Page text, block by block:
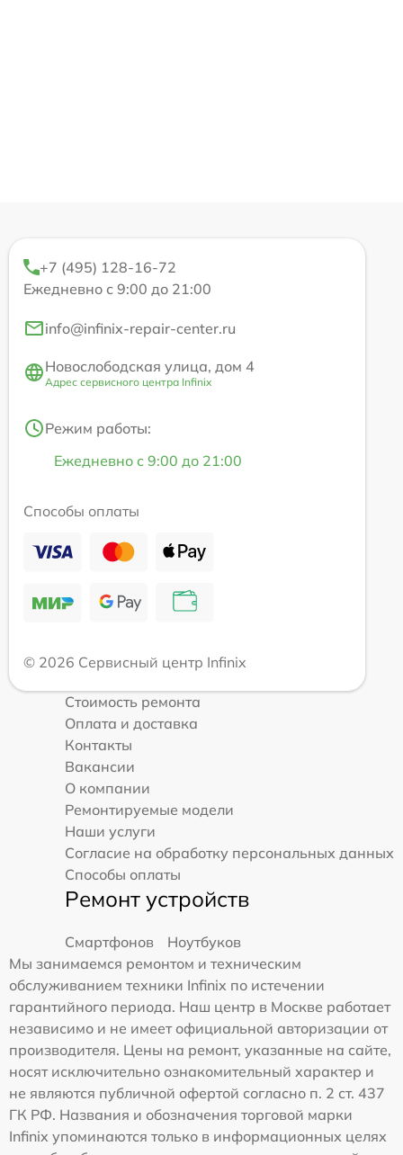
+7 (495) 128-16-72
Ежедневно с 9:00 до 21:00
info@infinix-repair-center.ru
Новослободская улица, дом 4
Адрес сервисного центра Infinix
Режим работы:
Ежедневно с 9:00 до 21:00
Способы оплаты
© 2026 Сервисный центр Infinix
Стоимость ремонта
Оплата и доставка
Контакты
Вакансии
О компании
Ремонтируемые модели
Наши услуги
Согласие на обработку персональных данных
Способы оплаты
Ремонт устройств
Смартфонов
Ноутбуков
Мы занимаемся ремонтом и техническим
обслуживанием техники Infinix по истечении
гарантийного периода. Наш центр в Москве работает
независимо и не имеет официальной авторизации от
производителя. Цены на ремонт, указанные на сайте,
носят исключительно ознакомительный характер и
не являются публичной офертой согласно п. 2 ст. 437
ГК РФ. Названия и обозначения торговой марки
Infinix упоминаются только в информационных целях